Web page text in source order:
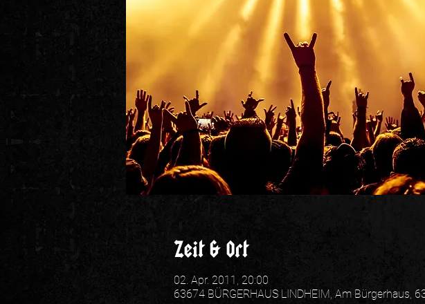
Zeit & Ort
02. Apr. 2011, 20:00
63674 BÜRGERHAUS LINDHEIM, Am Bürgerhaus,